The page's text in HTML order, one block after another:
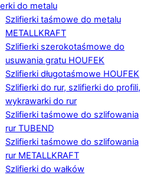
do metalu
Szlifierki taśmowe do metalu
METALLKRAFT
Szlifierki szerokotaśmowe do
usuwania gratu HOUFEK
Szlifierki długotaśmowe HOUFEK
Szlifierki do rur, szlifierki do profili,
wykrawarki do rur
Szlifierki taśmowe do szlifowania
rur TUBEND
Szlifierki taśmowe do szlifowania
rur METALLKRAFT
Szlifierki do wałków